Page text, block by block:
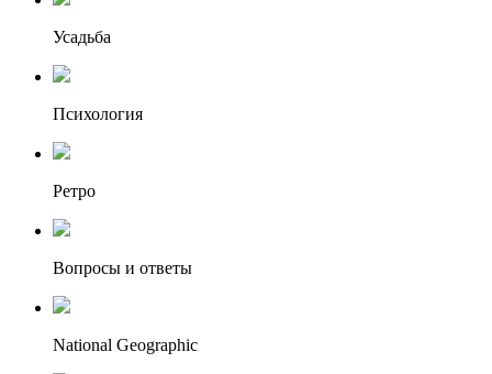
Усадьба
Психология
Ретро
Вопросы и ответы
National Geographic